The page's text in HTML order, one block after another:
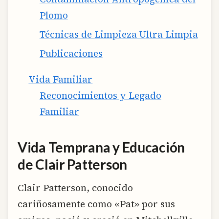
Plomo
Técnicas de Limpieza Ultra Limpia
Publicaciones
Vida Familiar
Reconocimientos y Legado
Familiar
Vida Temprana y Educación
de Clair Patterson
Clair Patterson, conocido
cariñosamente como «Pat» por sus